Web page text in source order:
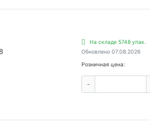
На складе 5748 упак.
Обновлено 07.08.2026
Розничная цена:
-